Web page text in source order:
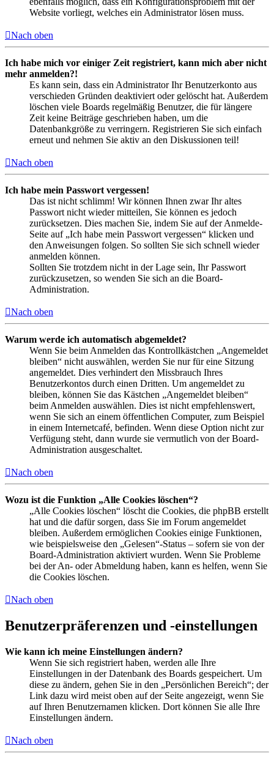
Website vorliegt, welches ein Administrator lösen muss.
Nach oben
Ich habe mich vor einiger Zeit registriert, kann mich aber nicht
mehr anmelden?!
Es kann sein, dass ein Administrator Ihr Benutzerkonto aus
verschieden Gründen deaktiviert oder gelöscht hat. Außerdem
löschen viele Boards regelmäßig Benutzer, die für längere
Zeit keine Beiträge geschrieben haben, um die
Datenbankgröße zu verringern. Registrieren Sie sich einfach
erneut und nehmen Sie aktiv an den Diskussionen teil!
Nach oben
Ich habe mein Passwort vergessen!
Das ist nicht schlimm! Wir können Ihnen zwar Ihr altes
Passwort nicht wieder mitteilen, Sie können es jedoch
zurücksetzen. Dies machen Sie, indem Sie auf der Anmelde-
Seite auf „Ich habe mein Passwort vergessen“ klicken und
den Anweisungen folgen. So sollten Sie sich schnell wieder
anmelden können.
Sollten Sie trotzdem nicht in der Lage sein, Ihr Passwort
zurückzusetzen, so wenden Sie sich an die Board-
Administration.
Nach oben
Warum werde ich automatisch abgemeldet?
Wenn Sie beim Anmelden das Kontrollkästchen „Angemeldet
bleiben“ nicht auswählen, werden Sie nur für eine Sitzung
angemeldet. Dies verhindert den Missbrauch Ihres
Benutzerkontos durch einen Dritten. Um angemeldet zu
bleiben, können Sie das Kästchen „Angemeldet bleiben“
beim Anmelden auswählen. Dies ist nicht empfehlenswert,
wenn Sie sich an einem öffentlichen Computer, zum Beispiel
in einem Internetcafé, befinden. Wenn diese Option nicht zur
Verfügung steht, dann wurde sie vermutlich von der Board-
Administration ausgeschaltet.
Nach oben
Wozu ist die Funktion „Alle Cookies löschen“?
„Alle Cookies löschen“ löscht die Cookies, die phpBB erstellt
hat und die dafür sorgen, dass Sie im Forum angemeldet
bleiben. Außerdem ermöglichen Cookies einige Funktionen,
wie beispielsweise den „Gelesen“-Status – sofern sie von der
Board-Administration aktiviert wurden. Wenn Sie Probleme
bei der An- oder Abmeldung haben, kann es helfen, wenn Sie
die Cookies löschen.
Nach oben
Benutzerpräferenzen und -einstellungen
Wie kann ich meine Einstellungen ändern?
Wenn Sie sich registriert haben, werden alle Ihre
Einstellungen in der Datenbank des Boards gespeichert. Um
diese zu ändern, gehen Sie in den „Persönlichen Bereich“; der
Link dazu wird meist oben auf der Seite angezeigt, wenn Sie
auf Ihren Benutzernamen klicken. Dort können Sie alle Ihre
Einstellungen ändern.
Nach oben